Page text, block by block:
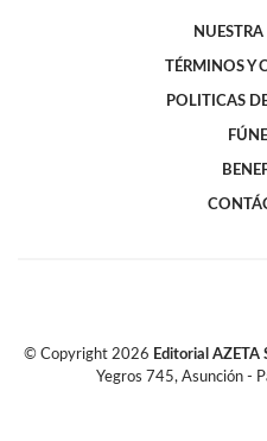
TÉRMINOS Y
POLITICAS
© Copyright 2026 Editorial AZETA
Yegros 745, Asunción -